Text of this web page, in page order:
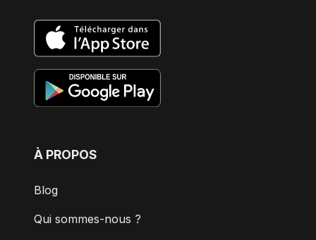
À PROPOS
Blog
Qui sommes-nous ?